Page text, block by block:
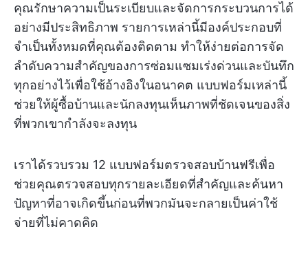
คุณรักษาความเป็นระเบียบและจัดการกระบวนการได้
อย่างมีประสิทธิภาพ รายการเหล่านี้มีองค์ประกอบที่
จำเป็นทั้งหมดที่คุณต้องติดตาม ทำให้ง่ายต่อการจัด
ลำดับความสำคัญของการซ่อมแซมเร่งด่วนและบันทึก
ทุกอย่างไว้เพื่อใช้อ้างอิงในอนาคต แบบฟอร์มเหล่านี้
ช่วยให้ผู้ซื้อบ้านและนักลงทุนเห็นภาพที่ชัดเจนของสิ่ง
ที่พวกเขากำลังจะลงทุน
เราได้รวบรวม 12 แบบฟอร์มตรวจสอบบ้านฟรีเพื่อ
ช่วยคุณตรวจสอบทุกรายละเอียดที่สำคัญและค้นหา
ปัญหาที่อาจเกิดขึ้นก่อนที่พวกมันจะกลายเป็นค่าใช้
จ่ายที่ไม่คาดคิด